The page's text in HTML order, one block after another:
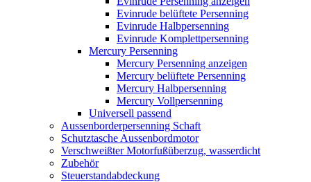
Evinrude belüftete Persenning
Evinrude Halbpersenning
Evinrude Komplettpersenning
Mercury Persenning
Mercury Persenning anzeigen
Mercury belüftete Persenning
Mercury Halbpersenning
Mercury Vollpersenning
Universell passend
Aussenborderpersenning Schaft
Schutztasche Aussenbordmotor
Verschweißter Motorfußüberzug, wasserdicht
Zubehör
Steuerstandabdeckung